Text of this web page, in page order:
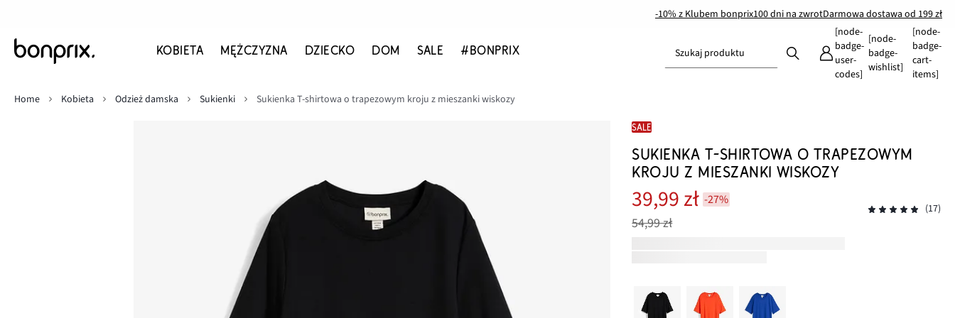
-10% z Klubem bonprix100 dni na zwrotDarmowa dostawa od 199 zł
KOBIETA MĘŻCZYZNA DZIECKO DOM SALE #BONPRIX Szukaj produktu
[node-
badge-
user-
codes]
[node-
badge-
wishlist]
[node-
badge-
cart-
items]
Home
Kobieta Odzież damska Sukienki Sukienka T-shirtowa o trapezowym kroju z mieszanki wiskozy
SALE
SUKIENKA T-SHIRTOWA O TRAPEZOWYM
KROJU Z MIESZANKI WISKOZY
39,99 zł -27%
54,99 zł
(17)